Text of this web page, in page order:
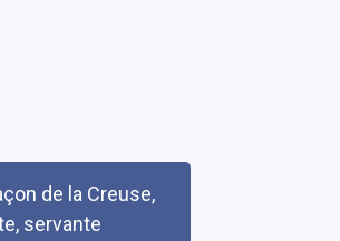
de la Creuse,
servante